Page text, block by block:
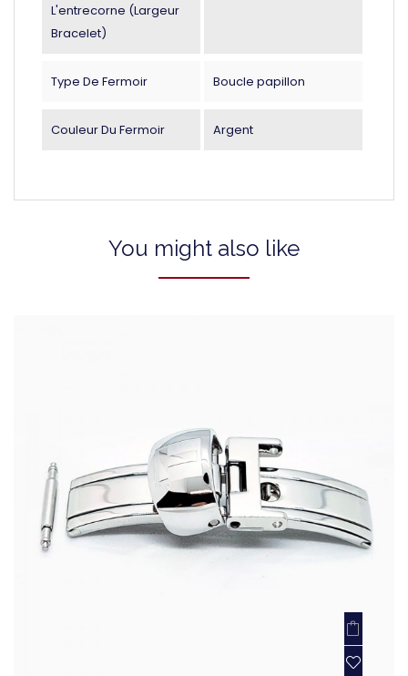
L'entrecorne (largeur
Bracelet)
Type De Fermoir Boucle papillon
Couleur Du Fermoir Argent
You might also like